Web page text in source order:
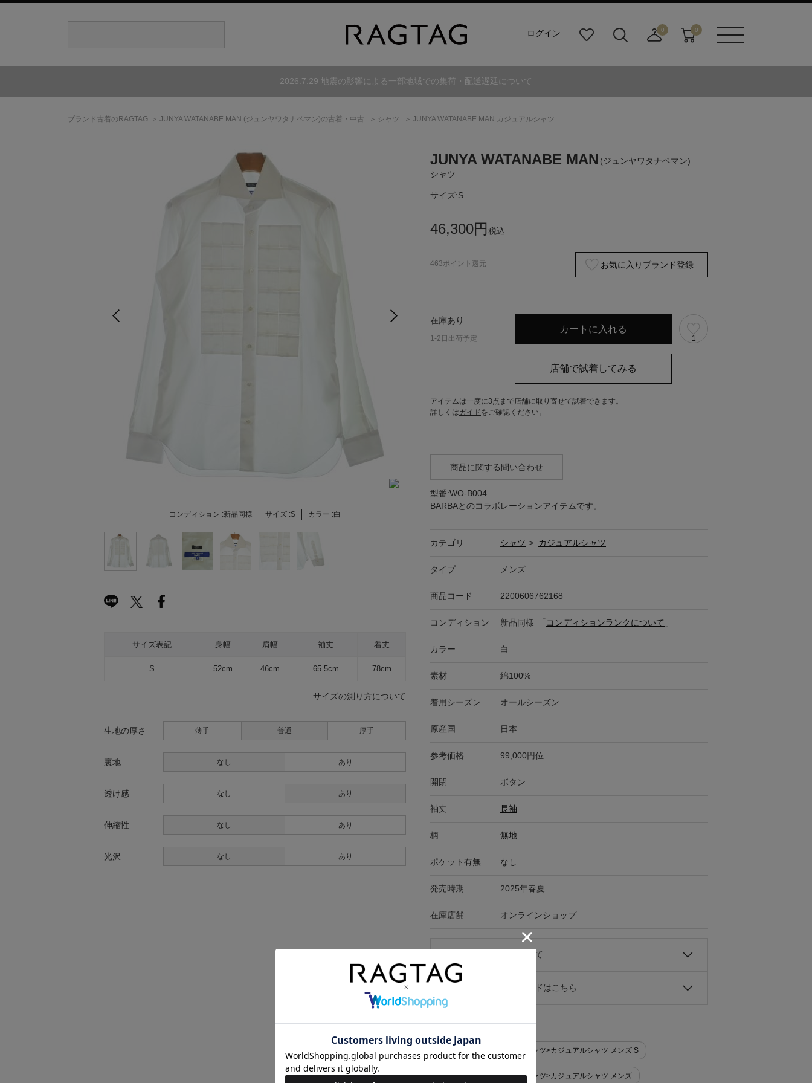
ログイン
り
ダ
0
寄
0
2026.7.29 地震の影響による一部地域での集荷・配送遅延について
ブランド古着のRAGTAG JUNYA WATANABE MAN (ジュンヤワタナベマン)の古着・中古 シャツ JUNYA WATANABE MAN カジュアルシャツ
コンディション :新品同様 サイズ :S カラー :白
サイズ表記 身幅 肩幅 袖丈 着丈
S 52cm 46cm 65.5cm 78cm
サイズの測り方について
生地の厚さ 薄手 普通 厚手
裏地 なし あり
透け感 なし あり
伸縮性 なし あり
光沢 なし あり
JUNYA WATANABE MAN (ジュンヤワタナベマン)
シャツ
サイズ:S
46,300円 税込
463ポイント還元 お気に入りブランド登録
在庫あり
1-2日出荷予定 1
アイテムは一度に3点まで店舗に取り寄せて試着できます。
詳しくはガイド をご確認ください。
商品に関する問い合わせ
型番:WO-B004
BARBAとのコラボレーションアイテムです。
カテゴリ シャツ > カジュアルシャツ
タイプ メンズ
商品コード 2200606762168
コンディション 新品同様 「 コンディションランクについて 」
カラー 白
素材 綿100%
着用シーズン オールシーズン
原産国 日本
参考価格 99,000円位
開閉 ボタン
袖丈 長袖
柄 無地
ポケット有無 なし
発売時期 2025年春夏
在庫店舗 オンラインショップ
キャンセル・返品について
お買い物時のご利用ガイドはこちら
似た条件で検索
JUNYA WATANABE MAN シャツ>カジュアルシャツ メンズ S
JUNYA WATANABE MAN シャツ>カジュアルシャツ メンズ